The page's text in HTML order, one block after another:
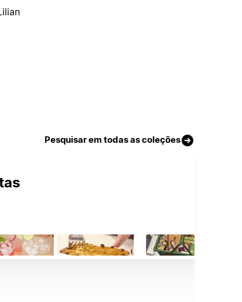
Pesquisar em todas as coleções